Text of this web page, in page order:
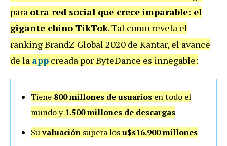
para otra red social que crece imparable: el
gigante chino TikTok. Tal como revela el
ranking BrandZ Global 2020 de Kantar, el avance
de la app creada por ByteDance es innegable:
Tiene 800 millones de usuarios en todo el
mundo y 1.500 millones de descargas
Suvaluación supera losu$s16.900 millones